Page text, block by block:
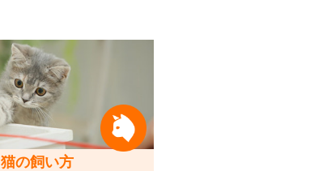
猫の飼い方